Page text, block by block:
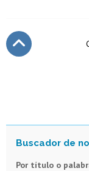
Por título o